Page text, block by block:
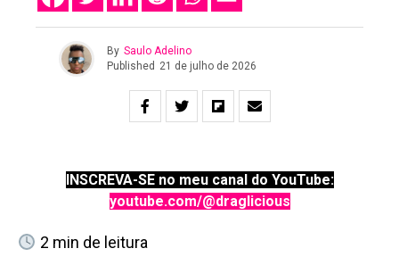
By Saulo Adelino
Published 21 de julho de 2026
INSCREVA-SE no meu canal do YouTube:
youtube.com/@draglicious
2 min de leitura